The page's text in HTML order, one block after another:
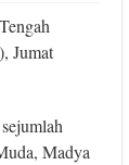
Jumat
Madya